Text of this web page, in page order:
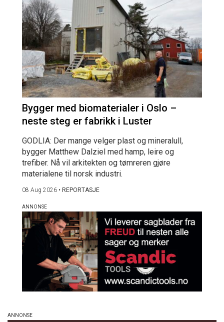
Bygger med biomaterialer i Oslo –
neste steg er fabrikk i Luster
GODLIA: Der mange velger plast og mineralull,
bygger Matthew Dalziel med hamp, leire og
trefiber. Nå vil arkitekten og tømreren gjøre
materialene til norsk industri.
08 Aug 2026 • REPORTASJE